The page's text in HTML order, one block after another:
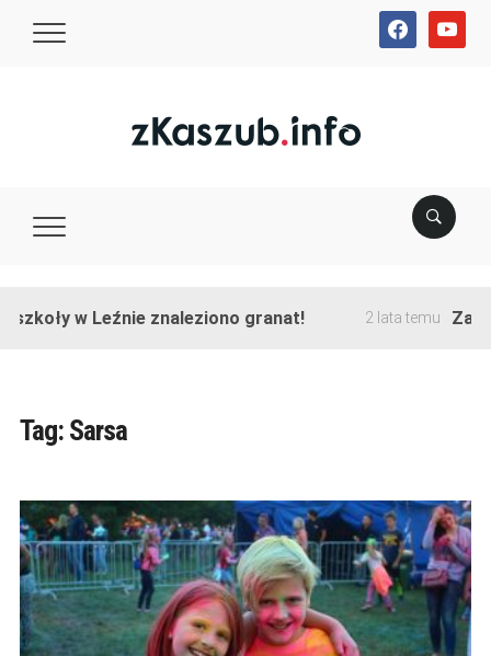
facebookyoutube
w Leźnie znaleziono granat! 2 lata temu
Tag: Sarsa